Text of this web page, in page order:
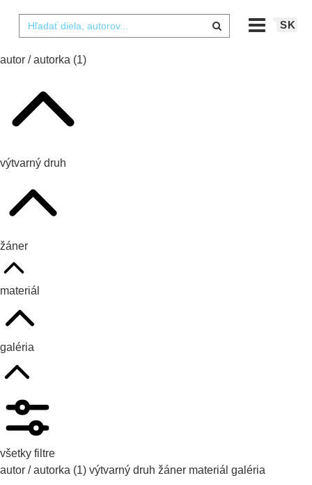
SK
autor / autorka (1)
výtvarný druh
žáner
materiál
galéria
všetky filtre
autor / autorka (1) výtvarný druh žáner materiál galéria